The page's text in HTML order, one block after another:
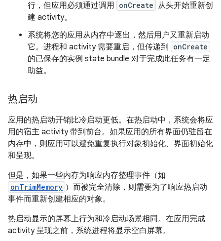
行，但应用必须通过调用 onCreate 从头开始重新创
建 activity。
系统将您的应用从内存中逐出，然后用户又重新启动
它。进程和 activity 需要重启，但传递到
onCreate
的已保存的实例 state bundle 对于完成此任务有一定
助益。
热启动
应用的热启动开销比冷启动更低。在热启动中，系统会将应
用的宿主 activity 带到前台。如果应用的所有界面仍驻留在
内存中，则应用可以避免重复执行对象初始化、界面初始化
和呈现。
但是，如果一些内存为响应内存整理事件（如
onTrimMemory ）而被完全清除，则需要为了响应热启动
事件而重新创建相应的对象。
热启动显示的屏幕上行为和冷启动场景相同。在应用完成
activity 呈现之前，系统进程将显示空白屏幕。